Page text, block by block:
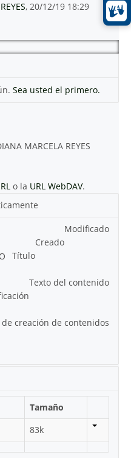
, 20/12/19 18:29
Sea usted el primero.
MARCELA REYES
o la URL WebDAV.
Modificado
Creado
Título
Texto del contenido
de creación de contenidos
Tamaño
83k